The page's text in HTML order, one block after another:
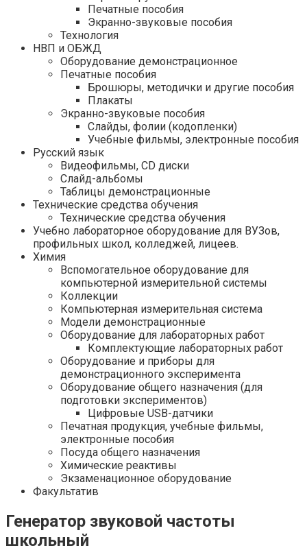
Печатные пособия
Экранно-звуковые пособия
Технология
НВП и ОБЖД
Оборудование демонстрационное
Печатные пособия
Брошюры, методички и другие пособия
Плакаты
Экранно-звуковые пособия
Слайды, фолии (кодопленки)
Учебные фильмы, электронные пособия
Русский язык
Видеофильмы, CD диски
Слайд-альбомы
Таблицы демонстрационные
Технические средства обучения
Технические средства обучения
Учебно лабораторное оборудование для ВУЗов,
профильных школ, колледжей, лицеев.
Химия
Вспомогательное оборудование для
компьютерной измерительной системы
Коллекции
Компьютерная измерительная система
Модели демонстрационные
Оборудование для лабораторных работ
Комплектующие лабораторных работ
Оборудование и приборы для
демонстрационного эксперимента
Оборудование общего назначения (для
подготовки экспериментов)
Цифровые USB-датчики
Печатная продукция, учебные фильмы,
электронные пособия
Посуда общего назначения
Химические реактивы
Экзаменационное оборудование
Факультатив
Генератор звуковой частоты
школьный